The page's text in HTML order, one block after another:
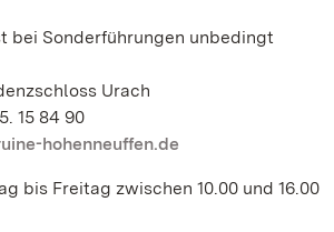
bei Sonderführungen unbedingt
Urach
15 84 90
hohenneuffen.de
bis Freitag zwischen 10.00 und 16.00